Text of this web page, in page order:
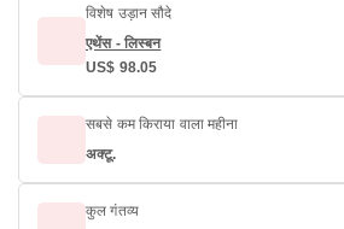
विशेष उड़ान सौदे
एथेंस - लिस्बन
US$ 98.05
सबसे कम किराया वाला महीना
अक्टू.
कुल गंतव्य